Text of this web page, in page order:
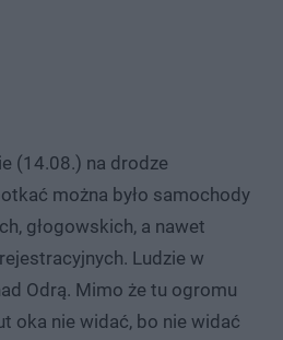
(14.08.) na drodze
można było samochody
głogowskich, a nawet
Ludzie w
Odrą. Mimo że tu ogromu
oka nie widać, bo nie widać